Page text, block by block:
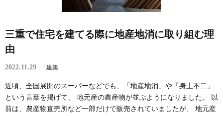
三重で住宅を建てる際に地産地消に取り組む理
由
2022.11.29 建築
近頃、全国展開のスーパーなどでも、「地産地消」や「身土不二」
という言葉を掲げて、 地元産の農産物が並ぶようになりました。 以
前は、農産物直売所など一部だけで販売されていましたが、 地元産